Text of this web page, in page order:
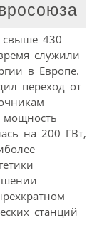
430
служили
в Европе.
переход от
на 200 ГВт,
станций